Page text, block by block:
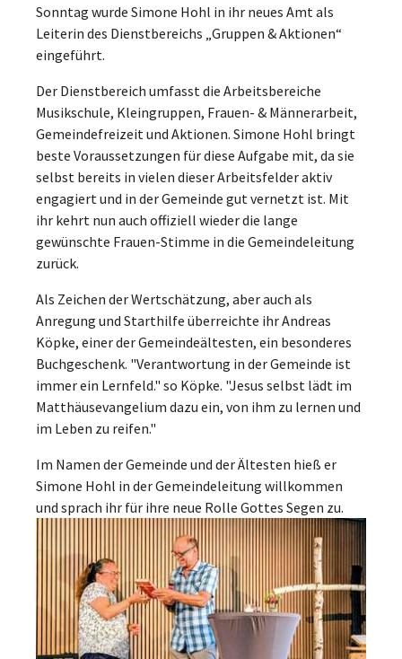
Sonntag wurde Simone Hohl in ihr neues Amt als
Leiterin des Dienstbereichs „Gruppen & Aktionen“
eingeführt.
Der Dienstbereich umfasst die Arbeitsbereiche
Musikschule, Kleingruppen, Frauen- & Männerarbeit,
Gemeindefreizeit und Aktionen. Simone Hohl bringt
beste Voraussetzungen für diese Aufgabe mit, da sie
selbst bereits in vielen dieser Arbeitsfelder aktiv
engagiert und in der Gemeinde gut vernetzt ist. Mit
ihr kehrt nun auch offiziell wieder die lange
gewünschte Frauen-Stimme in die Gemeindeleitung
zurück.
Als Zeichen der Wertschätzung, aber auch als
Anregung und Starthilfe überreichte ihr Andreas
Köpke, einer der Gemeindeältesten, ein besonderes
Buchgeschenk. "Verantwortung in der Gemeinde ist
immer ein Lernfeld." so Köpke. "Jesus selbst lädt im
Matthäusevangelium dazu ein, von ihm zu lernen und
im Leben zu reifen."
Im Namen der Gemeinde und der Ältesten hieß er
Simone Hohl in der Gemeindeleitung willkommen
und sprach ihr für ihre neue Rolle Gottes Segen zu.